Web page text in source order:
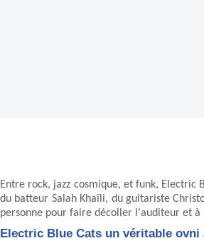
Entre rock, jazz cosmique, et funk,
du batteur Salah Khaïli, du guitariste
personne pour faire décoller l'auditeur et à
Electric Blue Cats un véritable